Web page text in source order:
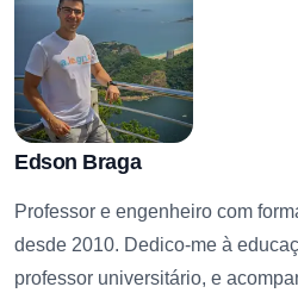
Edson Braga
Professor e engenheiro com
desde 2010. Dedico-me à
professor universitário, e